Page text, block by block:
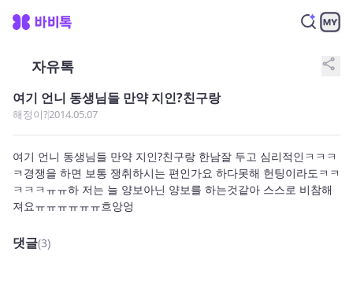
자유톡 share
여기 언니 동생님들 만약 지인?친구랑
해정이?2014.05.07
여기 언니 동생님들 만약 지인?친구랑 한남잘 두고 심리적인ㅋㅋㅋ
ㅋ경쟁을 하면 보통 쟁취하시는 편인가요 하다못해 헌팅이라도ㅋㅋ
ㅋㅋㅋㅠㅠ하 저는 늘 양보아닌 양보를 하는것같아 스스로 비참해
져요ㅠㅠㅠㅠㅠㅠ흐앙엉
댓글(3)